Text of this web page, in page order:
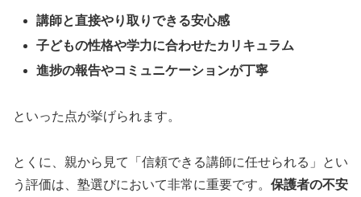
講師と直接やり取りできる安心感
子どもの性格や学力に合わせたカリキュラム
進捗の報告やコミュニケーションが丁寧
といった点が挙げられます。
とくに、親から見て「信頼できる講師に任せられる」とい
う評価は、塾選びにおいて非常に重要です。 保護者の不安